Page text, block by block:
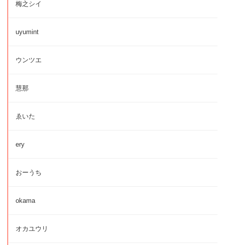
梅之シイ
uyumint
ウンツエ
慧那
ゑいた
ery
おーうち
okama
オカユウリ